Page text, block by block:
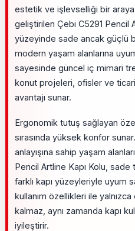
estetik ve işlevselliği bir
geliştirilen Çebi C5291 Pencil
yüzeyinde sade ancak güçlü
modern yaşam alanlarına
sayesinde güncel iç mimari
konut projeleri, ofisler ve
avantajı sunar.
Ergonomik tutuş sağlayan
sırasında yüksek konfor
anlayışına sahip yaşam
Pencil Artline Kapı Kolu,
farklı kapı yüzeyleriyle uyum
kullanım özellikleri ile
kalmaz, aynı zamanda kapı
iyileştirir.